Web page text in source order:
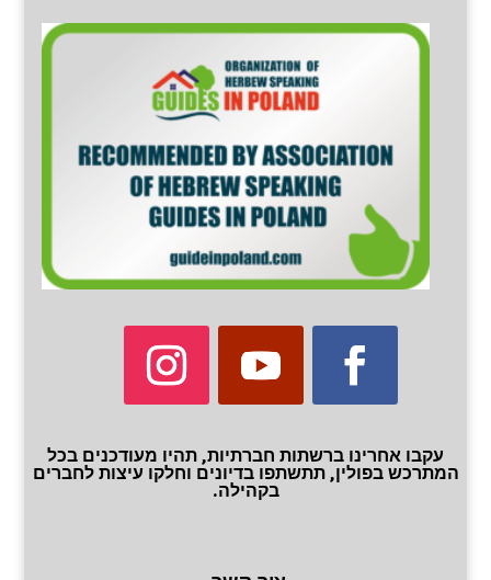
עקבו אחרינו ברשתות חברתיות, תהיו מעודכנים בכל
המתרכש בפולין, תתשתפו בדיונים וחלקו עיצות לחברים
בקהילה.